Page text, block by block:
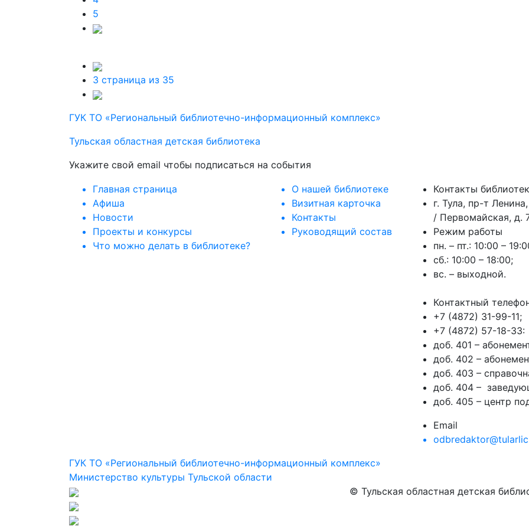
5
3 страница из 35
ГУК ТО «Региональный библиотечно-информационный комплекс»
Тульская областная детская библиотека
Укажите свой email чтобы подписаться на события
Главная страница
Афиша
Новости
Проекты и конкурсы
Что можно делать в библиотеке?
О нашей библиотеке
Визитная карточка
Контакты
Руководящий состав
Контакты
г. Тула, пр-т
/ Первомайская, д.
Режим работы
пн. – пт.: 10:00 –
сб.: 10:00 – 18:00;
вс. – выходной.
Контактный
+7 (4872) 31-99-11;
+7 (4872) 57-18-33:
доб. 401 –
доб. 402 –
доб. 403 –
доб. 404 –
доб. 405 – центр
Email
ГУК ТО «Региональный библиотечно-информационный комплекс»
Министерство культуры Тульской области
© Тульская областная детская